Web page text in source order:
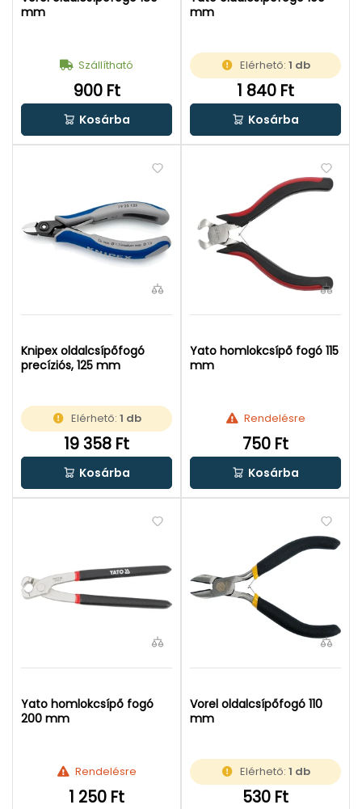
mm
Szállítható
900 Ft
Kosárba
mm
Elérhető: 1 db
1 840 Ft
Kosárba
Knipex oldalcsípőfogó
precíziós, 125 mm
Elérhető: 1 db
19 358 Ft
Kosárba
Yato homlokcsípő fogó 115
mm
Rendelésre
750 Ft
Kosárba
Yato homlokcsípő fogó
200 mm
Rendelésre
1 250 Ft
Vorel oldalcsípőfogó 110
mm
Elérhető: 1 db
530 Ft